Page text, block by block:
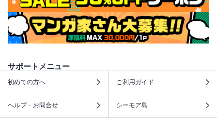
サポートメニュー
初めての方へ ご利用ガイド
ヘルプ・お問合せ シーモア島